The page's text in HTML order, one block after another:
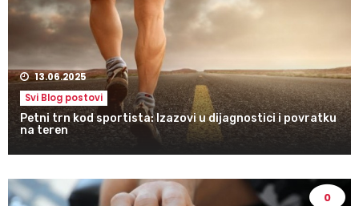
13.06.2025
Svi Blog postovi
Petni trn kod sportista: Izazovi u dijagnostici i povratku
na teren
0